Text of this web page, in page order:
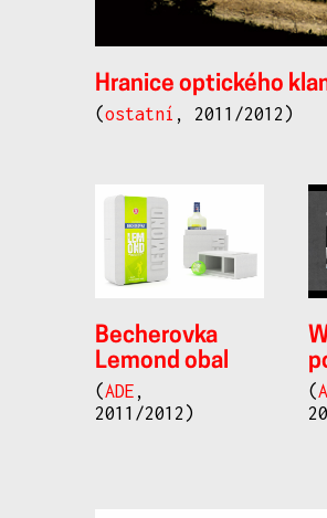
Hranice optického
(ostatní , 2011/2012)
Becherovka
Lemond obal
(ADE ,
2011/2012)
(